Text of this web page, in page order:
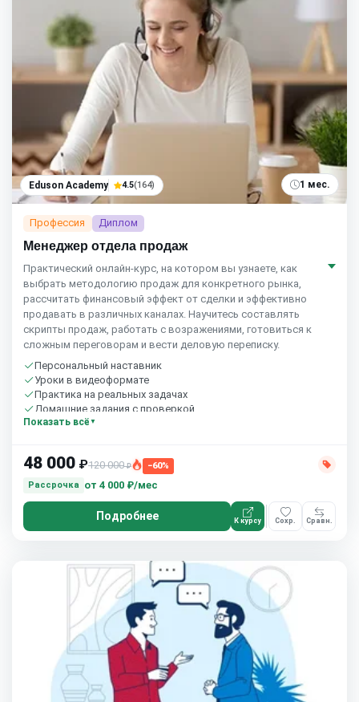
Eduson Academy 4.5(164) 1 мес.
Профессия Диплом
Менеджер отдела продаж
Практический онлайн-курс, на котором вы узнаете, как
выбрать методологию продаж для конкретного рынка,
рассчитать финансовый эффект от сделки и эффективно
продавать в различных каналах. Научитесь составлять
скрипты продаж, работать с возражениями, готовиться к
сложным переговорам и вести деловую переписку.
Персональный наставник
Уроки в видеоформате
Практика на реальных задачах
Домашние задания с проверкой
Бесплатный пробный урок
Показать всё
48 000 ₽120 000₽
−60%
Рассрочка
от 4 000 ₽/мес
Подробнее К курсу Сохр. Сравн.